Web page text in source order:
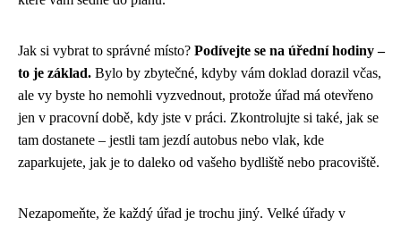
Jak si vybrat to správné místo? Podívejte se na úřední hodiny –
to je základ. Bylo by zbytečné, kdyby vám doklad dorazil včas,
ale vy byste ho nemohli vyzvednout, protože úřad má otevřeno
jen v pracovní době, kdy jste v práci. Zkontrolujte si také, jak se
tam dostanete – jestli tam jezdí autobus nebo vlak, kde
zaparkujete, jak je to daleko od vašeho bydliště nebo pracoviště.
Nezapomeňte, že každý úřad je trochu jiný. Velké úřady v